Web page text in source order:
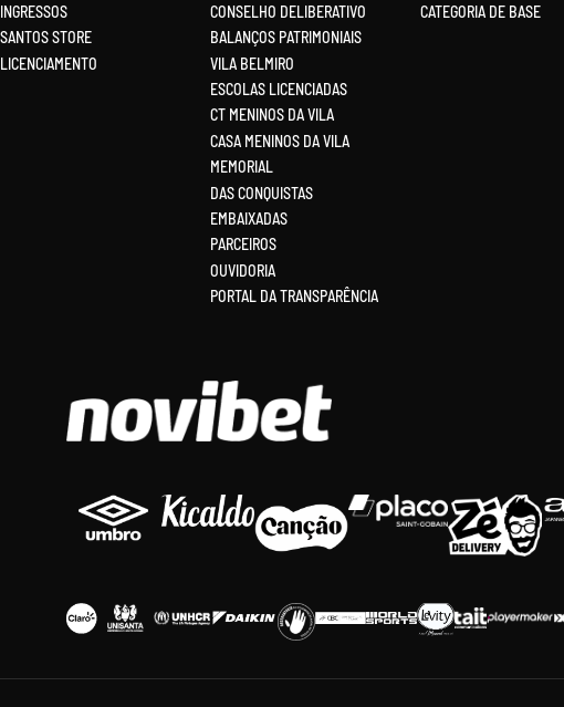
INGRESSOS
SANTOS STORE
LICENCIAMENTO
CONSELHO DELIBERATIVO
BALANÇOS PATRIMONIAIS
VILA BELMIRO
ESCOLAS LICENCIADAS
CT MENINOS DA VILA
CASA MENINOS DA VILA
MEMORIAL
DAS CONQUISTAS
EMBAIXADAS
PARCEIROS
OUVIDORIA
PORTAL DA TRANSPARÊNCIA
CATEGORIA DE BASE